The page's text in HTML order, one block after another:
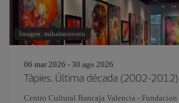
Imagen: mihaitarniceru
06 mar 2026 - 30 ago 2026
Tàpies. Última década (2002-2012)
Centro Cultural Bancaja Valencia - Fundacion